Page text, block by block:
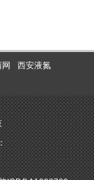
网
西安液氮